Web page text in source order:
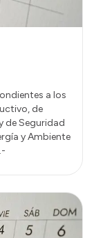
a los
de
de Seguridad
y Ambiente